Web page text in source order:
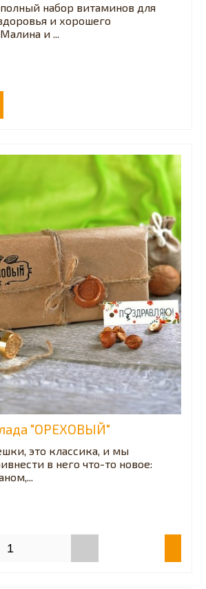
набор витаминов для
и хорошего
и ...
"ОРЕХОВЫЙ"
это классика, и мы
в него что-то новое: